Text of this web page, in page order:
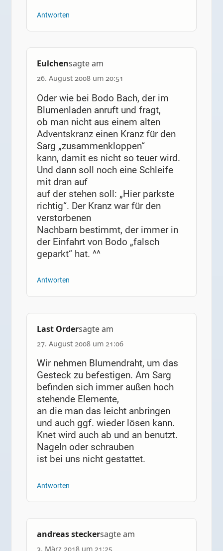
Antworten
Eulchensagte am
26. August 2008 um 20:51
Oder wie bei Bodo Bach, der im
Blumenladen anruft und fragt,
ob man nicht aus einem alten
Adventskranz einen Kranz für den
Sarg „zusammenkloppen“
kann, damit es nicht so teuer wird.
Und dann soll noch eine Schleife
mit dran auf
auf der stehen soll: „Hier parkste
richtig“. Der Kranz war für den
verstorbenen
Nachbarn bestimmt, der immer in
der Einfahrt von Bodo „falsch
geparkt“ hat. ^^
Antworten
Last Ordersagte am
27. August 2008 um 21:06
Wir nehmen Blumendraht, um das
Gesteck zu befestigen. Am Sarg
befinden sich immer außen hoch
stehende Elemente,
an die man das leicht anbringen
und auch ggf. wieder lösen kann.
Knet wird auch ab und an benutzt.
Nageln oder schrauben
ist bei uns nicht gestattet.
Antworten
andreas steckersagte am
3. März 2018 um 21:25